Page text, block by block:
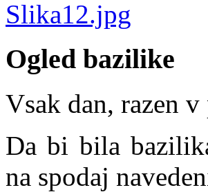
Ogled bazilike
Vsak dan, razen
Da bi bila
na spodaj